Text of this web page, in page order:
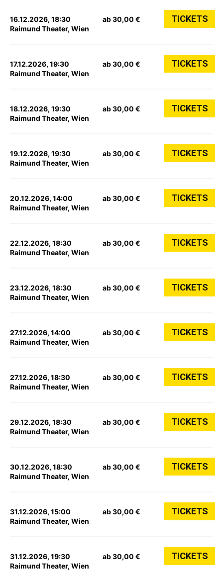
16.12.2026, 18:30
Raimund Theater, Wien
ab 30,00 € TICKETS
17.12.2026, 19:30
Raimund Theater, Wien
ab 30,00 € TICKETS
18.12.2026, 19:30
Raimund Theater, Wien
ab 30,00 € TICKETS
19.12.2026, 19:30
Raimund Theater, Wien
ab 30,00 € TICKETS
20.12.2026, 14:00
Raimund Theater, Wien
ab 30,00 € TICKETS
22.12.2026, 18:30
Raimund Theater, Wien
ab 30,00 € TICKETS
23.12.2026, 18:30
Raimund Theater, Wien
ab 30,00 € TICKETS
27.12.2026, 14:00
Raimund Theater, Wien
ab 30,00 € TICKETS
27.12.2026, 18:30
Raimund Theater, Wien
ab 30,00 € TICKETS
29.12.2026, 18:30
Raimund Theater, Wien
ab 30,00 € TICKETS
30.12.2026, 18:30
Raimund Theater, Wien
ab 30,00 € TICKETS
31.12.2026, 15:00
Raimund Theater, Wien
ab 30,00 € TICKETS
31.12.2026, 19:30
Raimund Theater, Wien
ab 30,00 € TICKETS